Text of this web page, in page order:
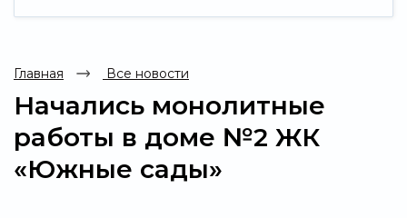
Главная Все новости
Начались монолитные
работы в доме №2 ЖК
«Южные сады»